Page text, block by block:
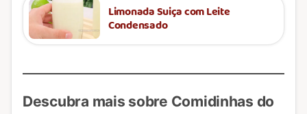
Limonada Suiça com Leite
Condensado
Descubra mais sobre Comidinhas do